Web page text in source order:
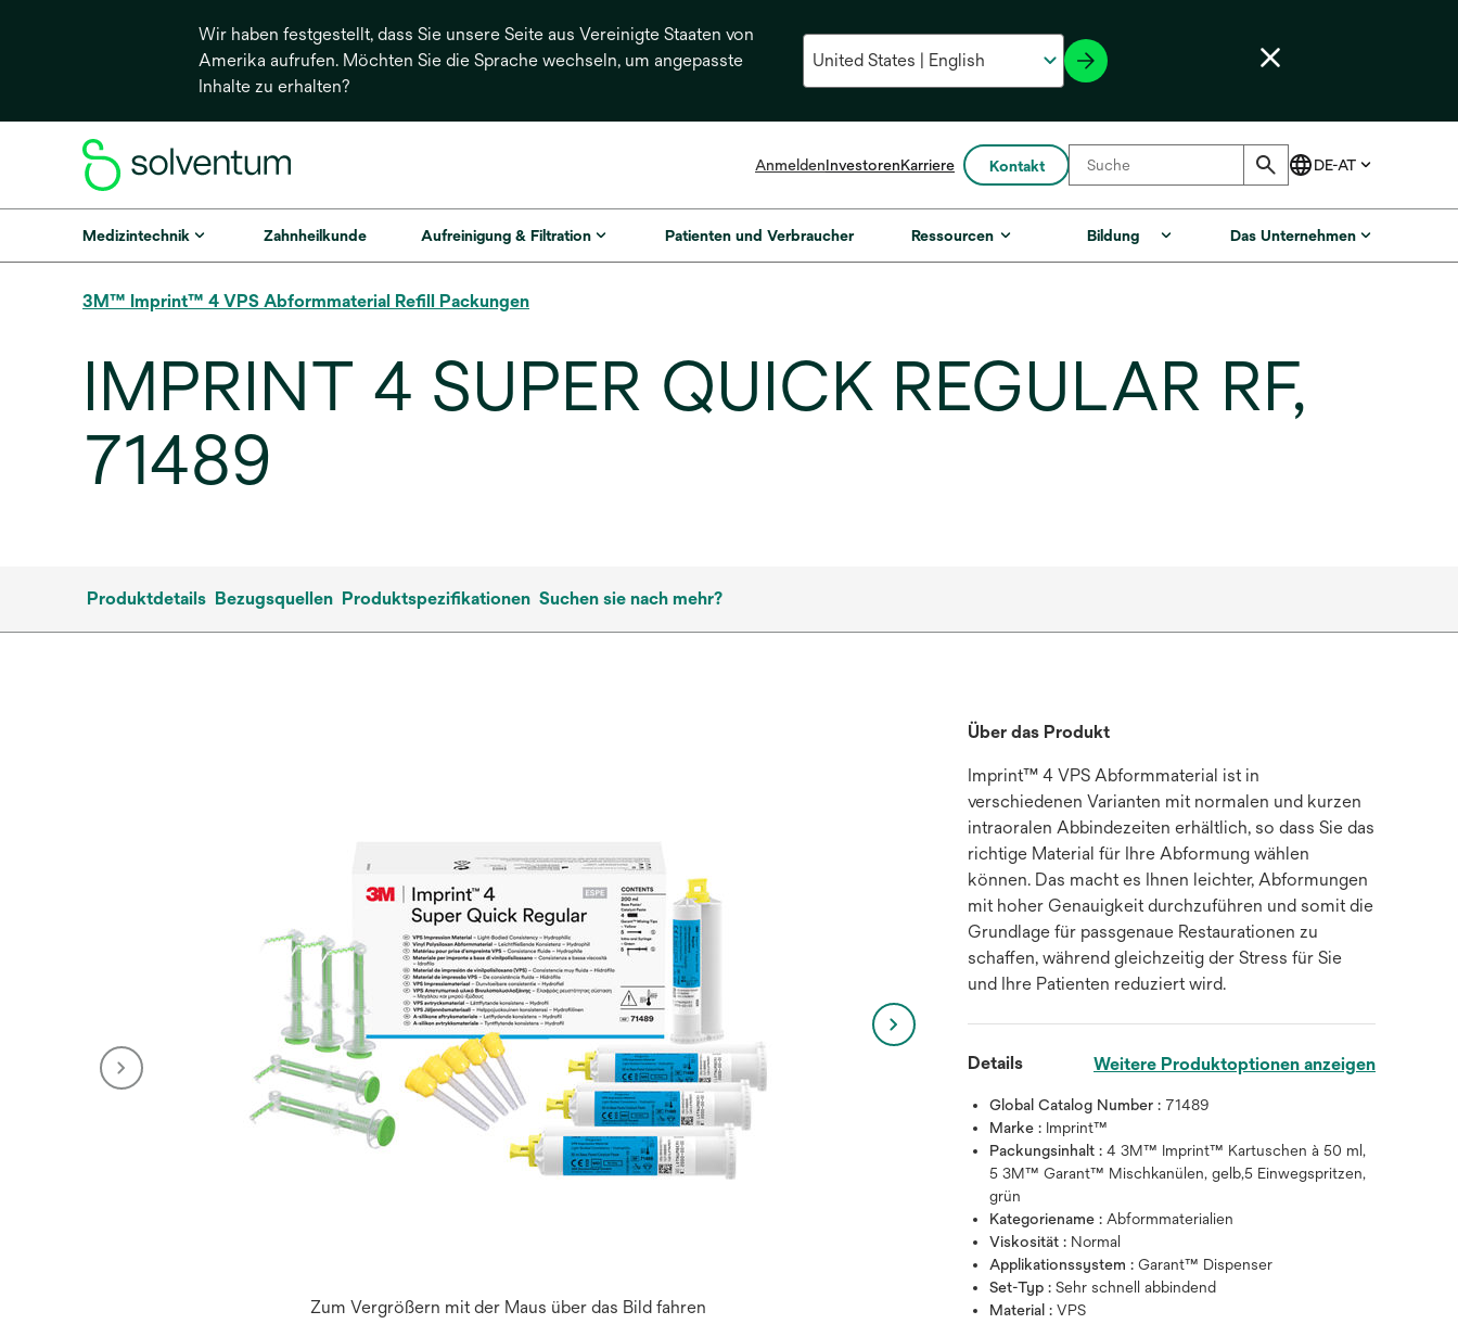
Wir haben festgestellt, dass Sie unsere Seite aus Vereinigte Staaten von
Amerika aufrufen. Möchten Sie die Sprache wechseln, um angepasste
Inhalte zu erhalten?
AnmeldenInvestorenKarriere Kontakt
Medizintechnik Zahnheilkunde Aufreinigung & Filtration Patienten und Verbraucher Ressourcen Bildung Das Unternehmen
3M™ Imprint™ 4 VPS Abformmaterial Refill Packungen
IMPRINT 4 SUPER QUICK REGULAR RF,
71489
Produktdetails Bezugsquellen Produktspezifikationen Suchen sie nach mehr?
Zum Vergrößern mit der Maus über das Bild fahren
Über das Produkt
Imprint™ 4 VPS Abformmaterial ist in
verschiedenen Varianten mit normalen und kurzen
intraoralen Abbindezeiten erhältlich, so dass Sie das
richtige Material für Ihre Abformung wählen
können. Das macht es Ihnen leichter, Abformungen
mit hoher Genauigkeit durchzuführen und somit die
Grundlage für passgenaue Restaurationen zu
schaffen, während gleichzeitig der Stress für Sie
und Ihre Patienten reduziert wird.
Details Weitere Produktoptionen anzeigen
Global Catalog Number : 71489
Marke : Imprint™
Packungsinhalt :4 3M™ Imprint™ Kartuschen à 50 ml,
5 3M™ Garant™ Mischkanülen, gelb,5 Einwegspritzen,
grün
Kategoriename : Abformmaterialien
Viskosität : Normal
Applikationssystem :Garant™ Dispenser
Set-Typ :Sehr schnell abbindend
Material :VPS